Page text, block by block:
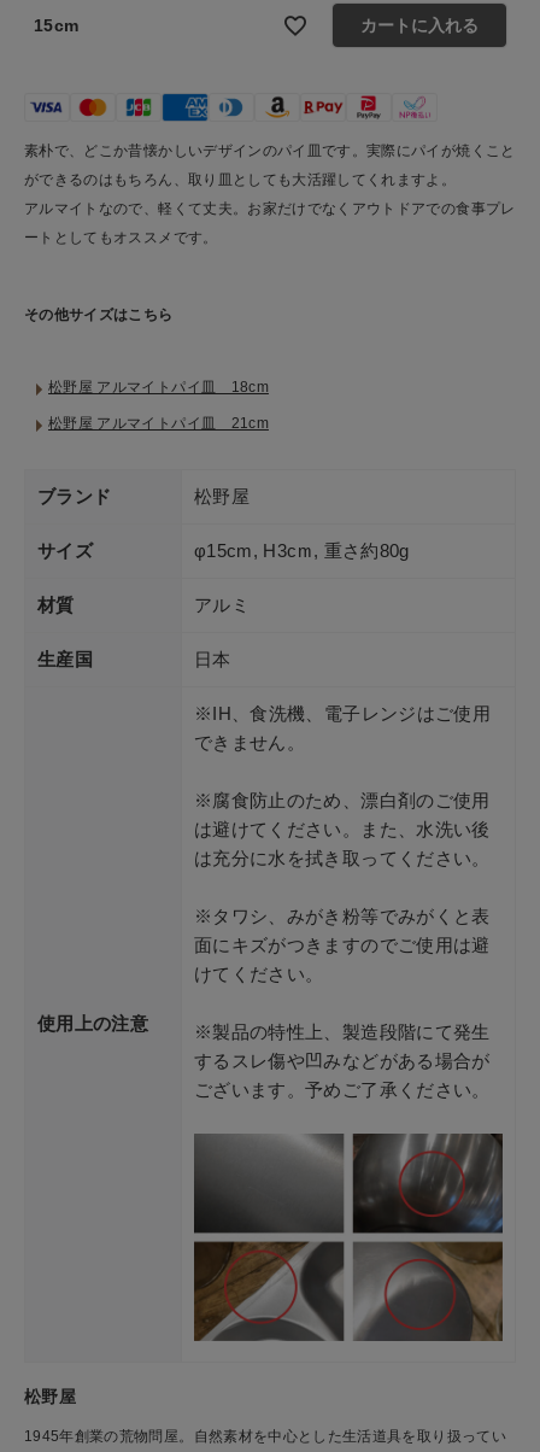
CONTENTS
特集
ご利用ガイド
お問い合わせ
15cm カートに入れる
素朴で、どこか昔懐かしいデザインのパイ皿です。実際にパイが焼くこと
ができるのはもちろん、取り皿としても大活躍してくれますよ。
アルマイトなので、軽くて丈夫。お家だけでなくアウトドアでの食事プレ
ートとしてもオススメです。
その他サイズはこちら
松野屋 アルマイトパイ皿 18cm
松野屋 アルマイトパイ皿 21cm
ブランド 松野屋
サイズ φ15cm, H3cm, 重さ約80g
材質 アルミ
生産国 日本
使用上の注意
※IH、食洗機、電子レンジはご使用
できません。
※腐食防止のため、漂白剤のご使用
は避けてください。また、水洗い後
は充分に水を拭き取ってください。
※タワシ、みがき粉等でみがくと表
面にキズがつきますのでご使用は避
けてください。
※製品の特性上、製造段階にて発生
するスレ傷や凹みなどがある場合が
ございます。予めご了承ください。
松野屋
1945年創業の荒物問屋。自然素材を中心とした生活道具を取り扱ってい